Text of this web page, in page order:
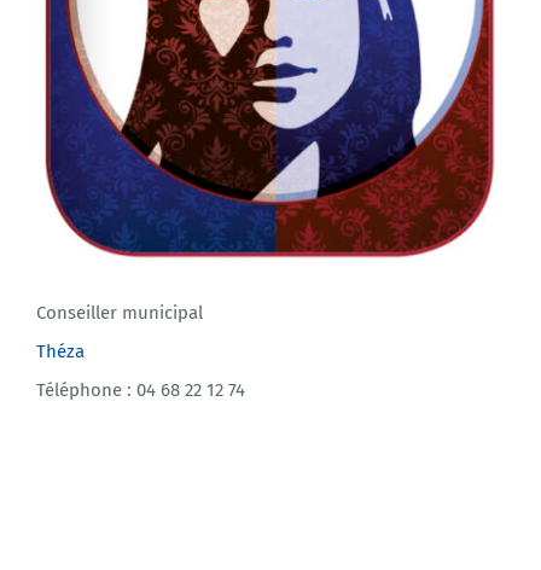
Conseiller municipal
Théza
Téléphone : 04 68 22 12 74